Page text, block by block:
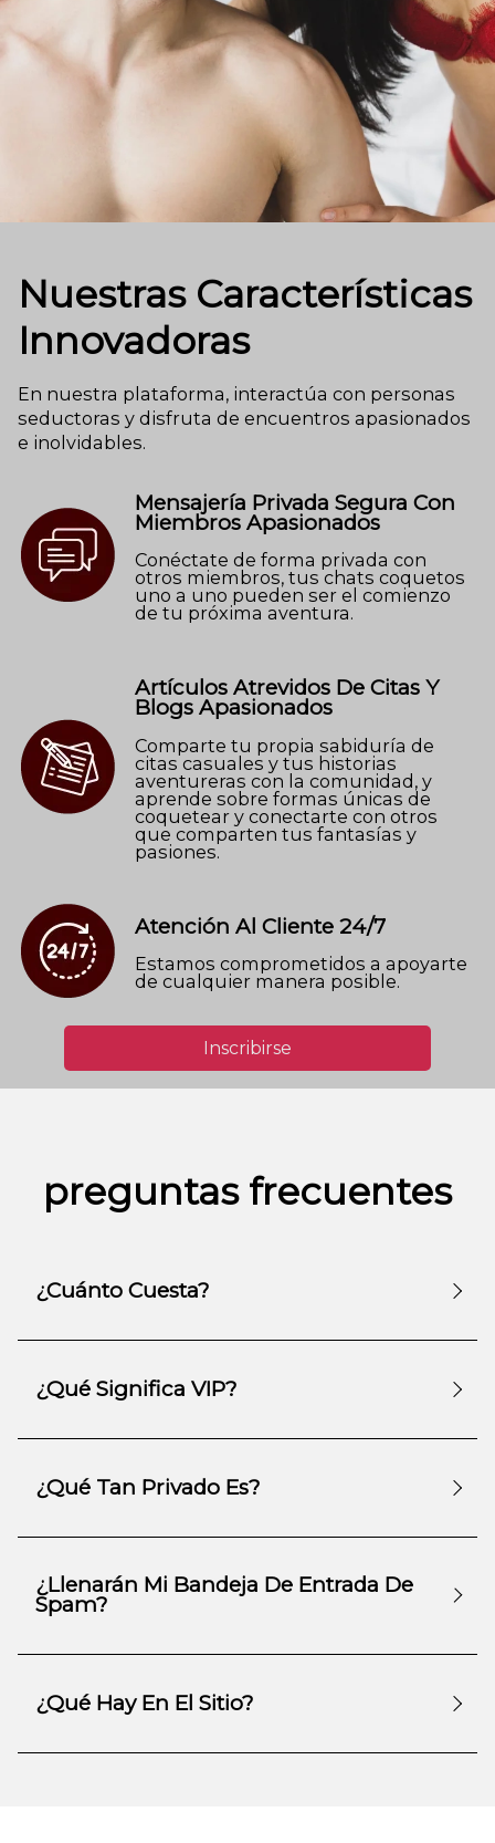
Nuestras Características
Innovadoras
En nuestra plataforma, interactúa con personas
seductoras y disfruta de encuentros apasionados
e inolvidables.
Mensajería Privada Segura Con
Miembros Apasionados
Conéctate de forma privada con
otros miembros, tus chats coquetos
uno a uno pueden ser el comienzo
de tu próxima aventura.
Artículos Atrevidos De Citas Y
Blogs Apasionados
Comparte tu propia sabiduría de
citas casuales y tus historias
aventureras con la comunidad, y
aprende sobre formas únicas de
coquetear y conectarte con otros
que comparten tus fantasías y
pasiones.
Atención Al Cliente 24/7
Estamos comprometidos a apoyarte
de cualquier manera posible.
Inscribirse
preguntas frecuentes
¿Cuánto Cuesta?
¿Qué Significa VIP?
¿Qué Tan Privado Es?
¿Llenarán Mi Bandeja De Entrada De
Spam?
¿Qué Hay En El Sitio?